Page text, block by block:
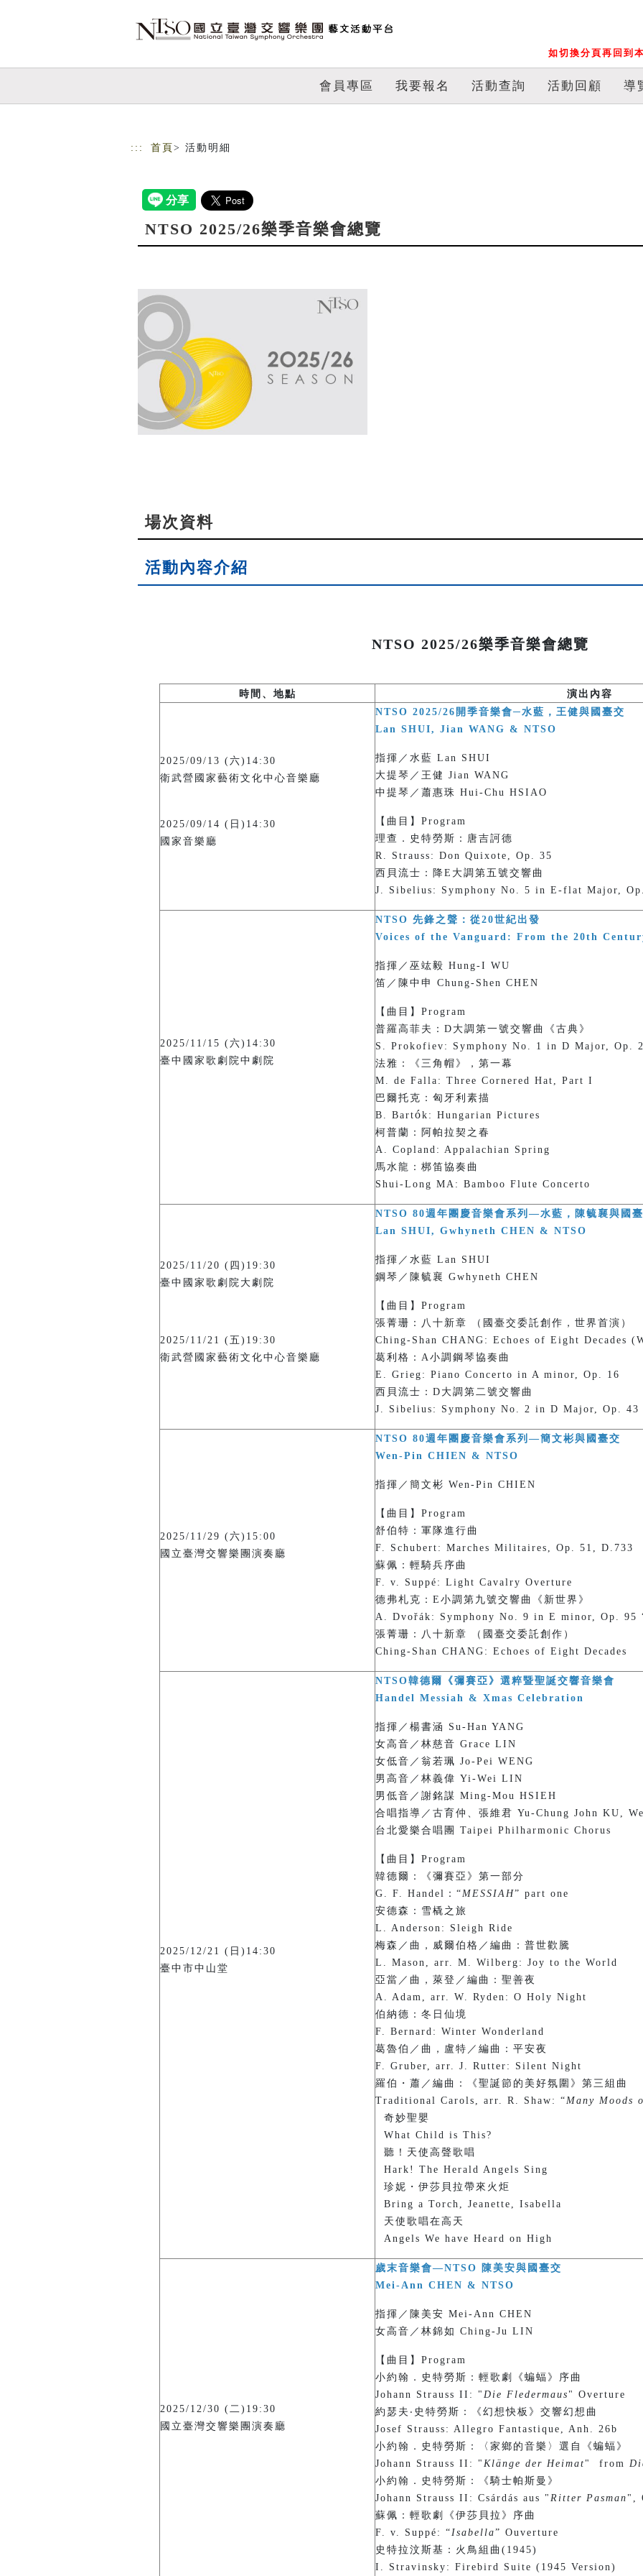
如切換分頁再回到
會員專區 我要報名 活動查詢 活動回顧 導
::: 首頁 > 活動明細
NTSO 2025/26樂季音樂會總覽
場次資料
活動內容介紹
NTSO 2025/26樂季音樂會總覽
時間、地點 演出內容
2025/09/13 (六)14:30
衛武營國家藝術文化中心音樂廳
2025/09/14 (日)14:30
國家音樂廳
NTSO 2025/26開季音樂會─水藍，王健與國臺交
Lan SHUI, Jian WANG & NTSO
指揮／水藍 Lan SHUI
大提琴／王健 Jian WANG
中提琴／蕭惠珠 Hui-Chu HSIAO
【曲目】Program
理查．史特勞斯：唐吉訶德
R. Strauss: Don Quixote, Op. 35
西貝流士：降E大調第五號交響曲
J. Sibelius: Symphony No. 5 in E-flat Major,
2025/11/15 (六)14:30
臺中國家歌劇院中劇院
NTSO 先鋒之聲：從20世紀出發
Voices of the Vanguard: From the 20th
指揮／巫竑毅 Hung-I WU
笛／陳中申 Chung-Shen CHEN
【曲目】Program
普羅高菲夫：D大調第一號交響曲《古典》
S. Prokofiev: Symphony No. 1 in D Major, Op.
法雅：《三角帽》，第一幕
M. de Falla: Three Cornered Hat, Part I
巴爾托克：匈牙利素描
B. Bartók: Hungarian Pictures
柯普蘭：阿帕拉契之春
A. Copland: Appalachian Spring
馬水龍：梆笛協奏曲
Shui-Long MA: Bamboo Flute Concerto
2025/11/20 (四)19:30
臺中國家歌劇院大劇院
2025/11/21 (五)19:30
衛武營國家藝術文化中心音樂廳
NTSO 80週年團慶音樂會系列—水藍，陳毓襄與國
Lan SHUI, Gwhyneth CHEN & NTSO
指揮／水藍 Lan SHUI
鋼琴／陳毓襄 Gwhyneth CHEN
【曲目】Program
張菁珊：八十新章 （國臺交委託創作，世界首演）
Ching-Shan CHANG: Echoes of Eight Decades
葛利格：A小調鋼琴協奏曲
E. Grieg: Piano Concerto in A minor, Op. 16
西貝流士：D大調第二號交響曲
J. Sibelius: Symphony No. 2 in D Major, Op. 43
2025/11/29 (六)15:00
國立臺灣交響樂團演奏廳
NTSO 80週年團慶音樂會系列—簡文彬與國臺交
Wen-Pin CHIEN & NTSO
指揮／簡文彬 Wen-Pin CHIEN
【曲目】Program
舒伯特：軍隊進行曲
F. Schubert: Marches Militaires, Op. 51, D.733
蘇佩：輕騎兵序曲
F. v. Suppé: Light Cavalry Overture
德弗札克：E小調第九號交響曲《新世界》
A. Dvořák: Symphony No. 9 in E minor, Op. 95
張菁珊：八十新章 （國臺交委託創作）
Ching-Shan CHANG: Echoes of Eight Decades
2025/12/21 (日)14:30
臺中市中山堂
NTSO韓德爾《彌賽亞》選粹暨聖誕交響音樂會
Handel Messiah & Xmas Celebration
指揮／楊書涵 Su-Han YANG
女高音／林慈音 Grace LIN
女低音／翁若珮 Jo-Pei WENG
男高音／林義偉 Yi-Wei LIN
男低音／謝銘謀 Ming-Mou HSIEH
合唱指導／古育仲、張維君 Yu-Chung John KU,
台北愛樂合唱團 Taipei Philharmonic Chorus
【曲目】Program
韓德爾：《彌賽亞》第一部分
G. F. Handel：“MESSIAH” part one
安德森：雪橇之旅
L. Anderson: Sleigh Ride
梅森／曲，威爾伯格／編曲：普世歡騰
L. Mason, arr. M. Wilberg: Joy to the World
亞當／曲，萊登／編曲：聖善夜
A. Adam, arr. W. Ryden: O Holy Night
伯納德：冬日仙境
F. Bernard: Winter Wonderland
葛魯伯／曲，盧特／編曲：平安夜
F. Gruber, arr. J. Rutter: Silent Night
羅伯・蕭／編曲：《聖誕節的美好氛圍》第三組曲
Traditional Carols, arr. R. Shaw: “Many Moods
奇妙聖嬰
What Child is This?
聽！天使高聲歌唱
Hark! The Herald Angels Sing
珍妮・伊莎貝拉帶來火炬
Bring a Torch, Jeanette, Isabella
天使歌唱在高天
Angels We have Heard on High
2025/12/30 (二)19:30
國立臺灣交響樂團演奏廳
歲末音樂會—NTSO 陳美安與國臺交
Mei-Ann CHEN & NTSO
指揮／陳美安 Mei-Ann CHEN
女高音／林錦如 Ching-Ju LIN
【曲目】Program
小約翰．史特勞斯：輕歌劇《蝙蝠》序曲
Johann Strauss II: " Die Fledermaus " Overture
約瑟夫‧史特勞斯：《幻想快板》交響幻想曲
Josef Strauss: Allegro Fantastique, Anh. 26b
小約翰．史特勞斯：〈家鄉的音樂〉選自《蝙蝠》
Johann Strauss II: " Klänge der Heimat " from
小約翰．史特勞斯：《騎士帕斯曼》
Johann Strauss II: Csárdás aus " Ritter Pasman ",
蘇佩：輕歌劇《伊莎貝拉》序曲
F. v. Suppé: “Isabella” Ouverture
史特拉汶斯基：火鳥組曲(1945)
I. Stravinsky: Firebird Suite (1945 Version)